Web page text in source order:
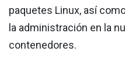
paquetes Linux, así
la administración en la
contenedores.